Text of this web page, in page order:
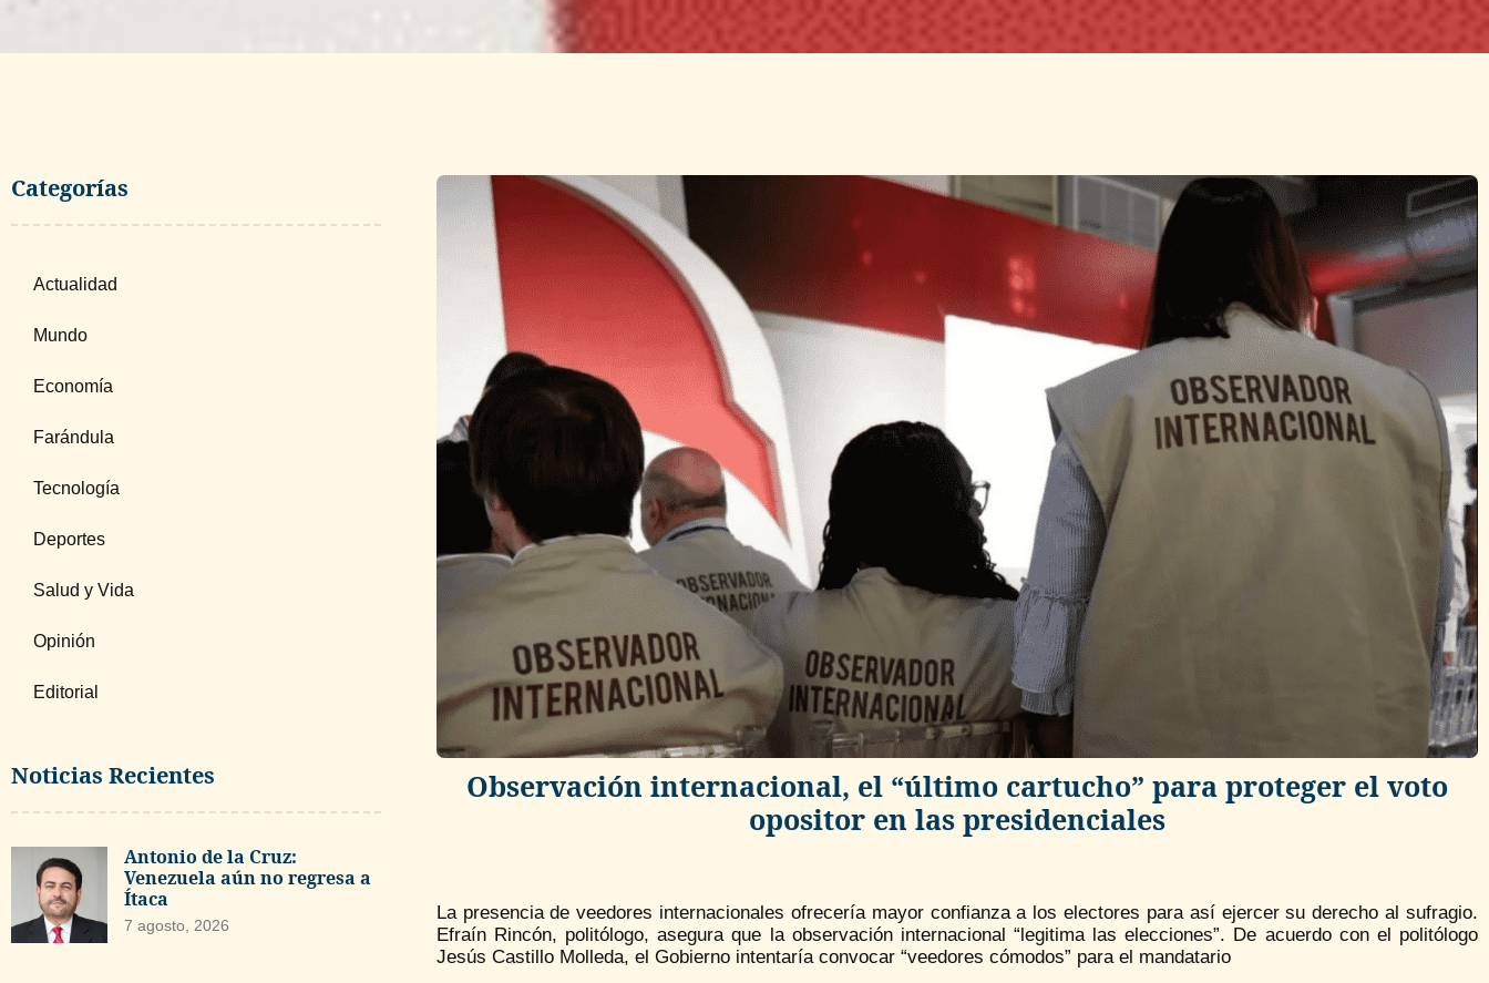
Categorías
Actualidad
Mundo
Economía
Farándula
Tecnología
Deportes
Salud y Vida
Opinión
Editorial
Noticias Recientes
Antonio de la Cruz:
Venezuela aún no regresa a
Ítaca
7 agosto, 2026
Observación internacional, el “último cartucho” para proteger el voto
opositor en las presidenciales
La presencia de veedores internacionales ofrecería mayor confianza a los electores para así ejercer su derecho al sufragio.
Efraín Rincón, politólogo, asegura que la observación internacional “legitima las elecciones”. De acuerdo con el politólogo
Jesús Castillo Molleda, el Gobierno intentaría convocar “veedores cómodos” para el mandatario